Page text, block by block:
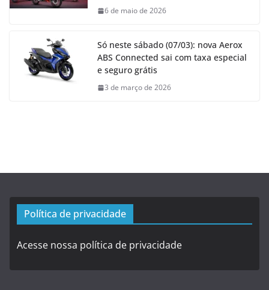
6 de maio de 2026
Só neste sábado (07/03): nova Aerox
ABS Connected sai com taxa especial
e seguro grátis
3 de março de 2026
Política de privacidade
Acesse nossa política de privacidade